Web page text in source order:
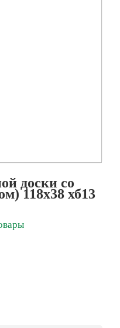
доски со
118х38 хб13